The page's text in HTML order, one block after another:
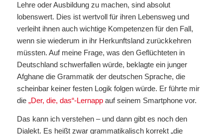
Lehre oder Ausbildung zu machen, sind absolut
lobenswert. Dies ist wertvoll für ihren Lebensweg und
verleiht ihnen auch wichtige Kompetenzen für den Fall,
wenn sie wiederum in ihr Herkunftsland zurückkehren
müssten. Auf meine Frage, was den Geflüchteten in
Deutschland schwerfallen würde, beklagte ein junger
Afghane die Grammatik der deutschen Sprache, die
scheinbar keiner festen Logik folgen würde. Er führte mir
die „Der, die, das“-Lernappauf seinem Smartphone vor.
Das kann ich verstehen – und dann gibt es noch den
Dialekt. Es heißt zwar grammatikalisch korrekt „die